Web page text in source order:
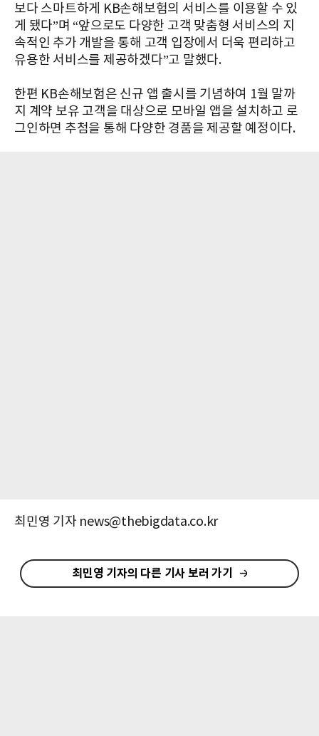
보다 스마트하게 KB손해보험의 서비스를 이용할 수 있
게 됐다”며 “앞으로도 다양한 고객 맞춤형 서비스의 지
속적인 추가 개발을 통해 고객 입장에서 더욱 편리하고
유용한 서비스를 제공하겠다”고 말했다.
한편 KB손해보험은 신규 앱 출시를 기념하여 1월 말까
지 계약 보유 고객을 대상으로 모바일 앱을 설치하고 로
그인하면 추첨을 통해 다양한 경품을 제공할 예정이다.
최민영 기자 news@thebigdata.co.kr
최민영 기자의 다른 기사 보러 가기